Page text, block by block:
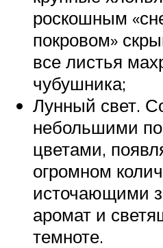
роскошным
покровом»
все листья
чубушника;
Лунный свет.
небольшими
цветами,
огромном
источающими
аромат и
темноте.